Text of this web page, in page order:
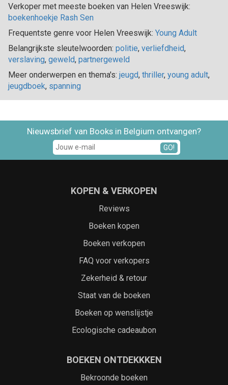
Verkoper met meeste boeken van Helen Vreeswijk:
boekenhoekje Rash Sen
Frequentste genre voor Helen Vreeswijk: Young Adult
Belangrijkste sleutelwoorden: politie, verliefdheid,
verslaving, geweld, partnergeweld
Meer onderwerpen en thema's: jeugd, thriller, young adult,
jeugdboek, spanning
Nieuwsbrief van Books in Belgium ontvangen?
GO!
KOPEN & VERKOPEN
Reviews
Boeken kopen
Boeken verkopen
FAQ voor verkopers
Zekerheid & retour
Staat van de boeken
Boeken op wenslijstje
Ecologische cadeaubon
BOEKEN ONTDEKKKEN
Bekroonde boeken